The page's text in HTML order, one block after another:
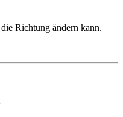
Richtung ändern kann.